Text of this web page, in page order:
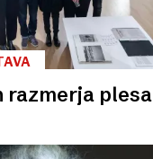
razmerja plesa